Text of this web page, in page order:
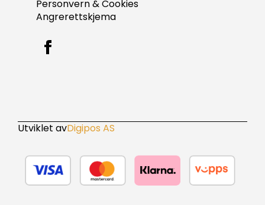
Personvern & Cookies
Angrerettskjema
Utviklet avDigipos AS